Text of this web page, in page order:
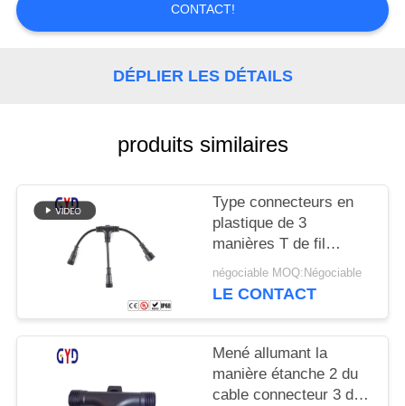
PRIVACY
CONTACT!
DÉPLIER LES DÉTAILS
produits similaires
Type connecteurs en
plastique de 3
manières T de fil
électrique de cable
connecteur étanche de
négociable MOQ:Négociable
LE CONTACT
Mené allumant la
manière étanche 2 du
cable connecteur 3 de